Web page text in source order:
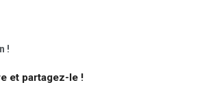
!
et partagez-le !